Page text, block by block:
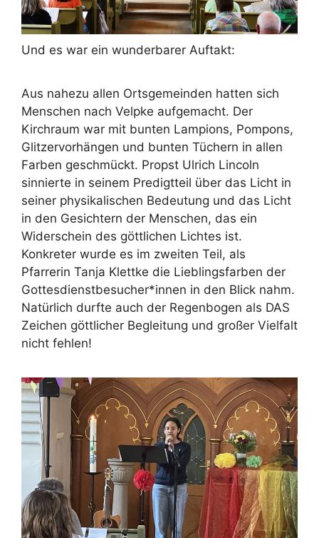
Und es war ein wunderbarer Auftakt:
Aus nahezu allen Ortsgemeinden hatten sich
Menschen nach Velpke aufgemacht. Der
Kirchraum war mit bunten Lampions, Pompons,
Glitzervorhängen und bunten Tüchern in allen
Farben geschmückt. Propst Ulrich Lincoln
sinnierte in seinem Predigtteil über das Licht in
seiner physikalischen Bedeutung und das Licht
in den Gesichtern der Menschen, das ein
Widerschein des göttlichen Lichtes ist.
Konkreter wurde es im zweiten Teil, als
Pfarrerin Tanja Klettke die Lieblingsfarben der
Gottesdienstbesucher*innen in den Blick nahm.
Natürlich durfte auch der Regenbogen als DAS
Zeichen göttlicher Begleitung und großer Vielfalt
nicht fehlen!